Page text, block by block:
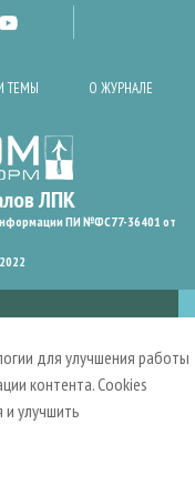
ТЕМЫ О ЖУРНАЛЕ
ПИ №ФС77-36401 от
для улучшения работы
контента. Cookies
улучшить